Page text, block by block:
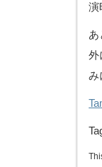
演
あ
外
み